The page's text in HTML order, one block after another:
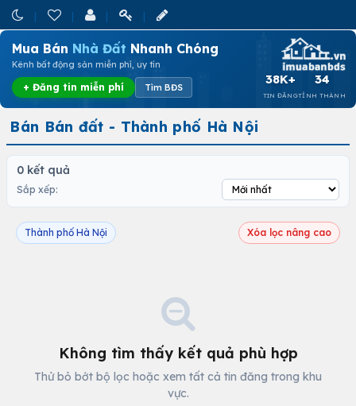
Mua Bán Nhà Đất Nhanh Chóng
Kênh bất động sản miễn phí, uy tín
+ Đăng tin miễn phí Tìm BĐS
38K+
TIN ĐĂNG
34
TỈNH THÀNH
Bán Bán đất - Thành phố Hà Nội
0 kết quả
Sắp xếp:
Thành phố Hà Nội Xóa lọc nâng cao
Không tìm thấy kết quả phù hợp
Thử bỏ bớt bộ lọc hoặc xem tất cả tin đăng trong khu
vực.